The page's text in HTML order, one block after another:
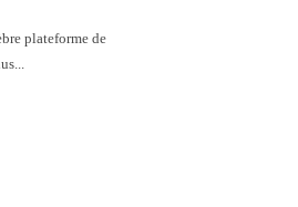
plateforme de